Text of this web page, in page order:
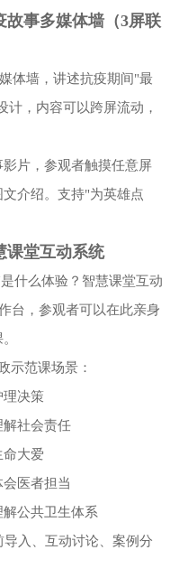
事多媒体墙（3屏联
体墙，讲述抗疫期间"最
计，内容可以跨屏流动，
片，参观者触摸任意屏
介绍。支持"为英雄点
堂互动系统
什么体验？智慧课堂互动
台，参观者可以在此亲身
示范课场景：
理决策
社会责任
大爱
医者担当
公共卫生体系
入、互动讨论、案例分